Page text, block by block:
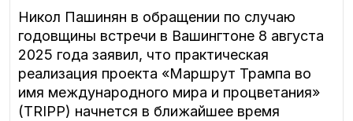
Никол Пашинян в обращении по случаю
годовщины встречи в Вашингтоне 8 августа
2025 года заявил, что практическая
реализация проекта «Маршрут Трампа во
имя международного мира и процветания»
(TRIPP) начнется в ближайшее время